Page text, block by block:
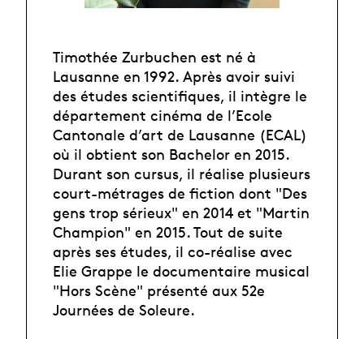
Timothée Zurbuchen est né à
Lausanne en 1992. Après avoir suivi
des études scientifiques, il intègre le
département cinéma de l’Ecole
Cantonale d’art de Lausanne (ECAL)
où il obtient son Bachelor en 2015.
Durant son cursus, il réalise plusieurs
court-métrages de fiction dont "Des
gens trop sérieux" en 2014 et "Martin
Champion" en 2015. Tout de suite
après ses études, il co-réalise avec
Elie Grappe le documentaire musical
"Hors Scène" présenté aux 52e
Journées de Soleure.